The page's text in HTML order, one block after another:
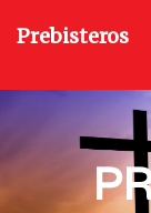
Prebisteros